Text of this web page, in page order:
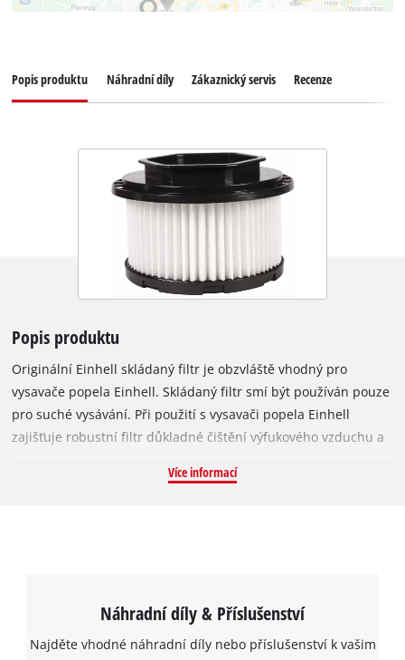
Popis produktu Náhradní díly Zákaznický servis Recenze
Popis produktu
Originální Einhell skládaný filtr je obzvláště vhodný pro
vysavače popela Einhell. Skládaný filtr smí být používán pouze
pro suché vysávání. Při použití s vysavači popela Einhell
zajišťuje robustní filtr důkladné čištění výfukového vzduchu a
má průměr 120 mm a výšku 90 mm. Lze jej použít v
Více informací
Náhradní díly & Příslušenství
Najděte vhodné náhradní díly nebo příslušenství k vašim